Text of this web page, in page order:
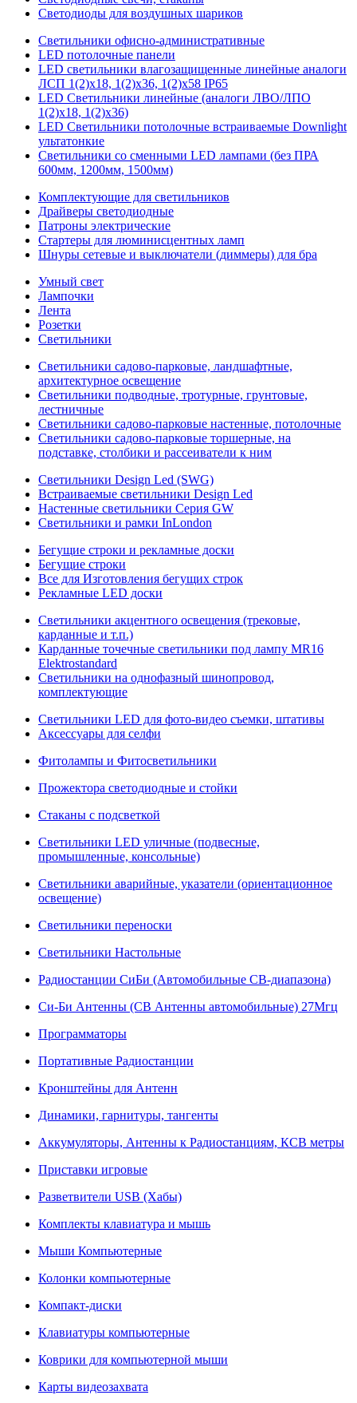
Светодиоды для воздушных шариков
Светильники офисно-административные
LED потолочные панели
LED светильники влагозащищенные линейные аналоги
ЛСП 1(2)х18, 1(2)х36, 1(2)х58 IP65
LED Светильники линейные (аналоги ЛВО/ЛПО
1(2)х18, 1(2)х36)
LED Светильники потолочные встраиваемые Downlight
ультатонкие
Светильники со сменными LED лампами (без ПРА
600мм, 1200мм, 1500мм)
Комплектующие для светильников
Драйверы светодиодные
Патроны электрические
Стартеры для люминисцентных ламп
Шнуры сетевые и выключатели (диммеры) для бра
Умный свет
Лампочки
Лента
Розетки
Светильники
Светильники садово-парковые, ландшафтные,
архитектурное освещение
Светильники подводные, тротурные, грунтовые,
лестничные
Светильники садово-парковые настенные, потолочные
Светильники садово-парковые торшерные, на
подставке, столбики и рассеиватели к ним
Светильники Design Led (SWG)
Встраиваемые светильники Design Led
Настенные светильники Серия GW
Светильники и рамки InLondon
Бегущие строки и рекламные доски
Бегущие строки
Все для Изготовления бегущих строк
Рекламные LED доски
Светильники акцентного освещения (трековые,
карданные и т.п.)
Карданные точечные светильники под лампу MR16
Elektrostandard
Светильники на однофазный шинопровод,
комплектующие
Светильники LED для фото-видео съемки, штативы
Аксессуары для селфи
Фитолампы и Фитосветильники
Прожектора светодиодные и стойки
Стаканы с подсветкой
Светильники LED уличные (подвесные,
промышленные, консольные)
Светильники аварийные, указатели (ориентационное
освещение)
Светильники переноски
Светильники Настольные
Радиостанции СиБи (Автомобильные СВ-диапазона)
Си-Би Антенны (СВ Антенны автомобильные) 27Мгц
Программаторы
Портативные Радиостанции
Кронштейны для Антенн
Динамики, гарнитуры, тангенты
Аккумуляторы, Антенны к Радиостанциям, КСВ метры
Приставки игровые
Разветвители USB (Хабы)
Комплекты клавиатура и мышь
Мыши Компьютерные
Колонки компьютерные
Компакт-диски
Клавиатуры компьютерные
Коврики для компьютерной мыши
Карты видеозахвата